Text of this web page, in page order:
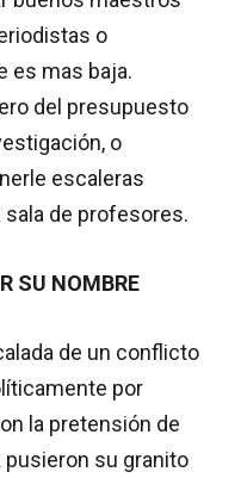
o
es mas baja.
del presupuesto
o
escaleras
de profesores.
SU NOMBRE
de un conflicto
por
la pretensión de
su granito